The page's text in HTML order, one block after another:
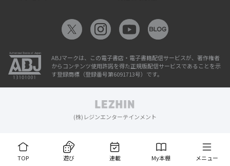
TOP 遊び 連載 My本棚 メニュー
ABJマークは、この電子書店・電子書籍配信サービスが、著作権者
からコンテンツ使用許諾を得た正規版配信サービスであることを示
す登録商標（登録番号第6091713号）です。
(株)レジンエンターテインメント